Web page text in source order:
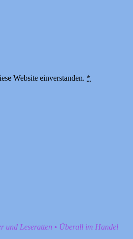
Website einverstanden. *
und Leseratten • Überall im Handel